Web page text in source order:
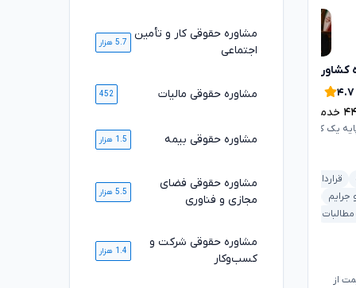
کشاورزی
۴.۷
خدمت ارائه شده موفق
یک کانون وکلای دادگستری
قرارداد و تعهدات
جرایم
از
تومان
وکیل پایه یک کانون وکلای دادگستری
ملکی و املاک
شرکت و کسب‌وکار
ثبت اسناد و املاک
قرارداد و تعهدات
۱,۰۶۰,۰۰۰
مشاوره حقوقی کار و تأمین
اجتماعی
5.7 هزار
مشاوره حقوقی مالیات 452
مشاوره حقوقی بیمه 1.5 هزار
مشاوره حقوقی فضای
مجازی و فناوری
5.5 هزار
مشاوره حقوقی شرکت و
کسب‌وکار
1.4 هزار